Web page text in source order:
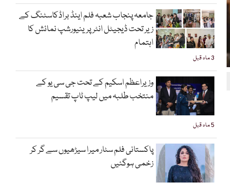
3 ماہ قبل
جامعہ پنجاب شعبہ فلم اینڈ براڈکاسٹنگ کے
زیر تحت ڈیجیٹل انٹرپرینیورشپ نمائش کا
اہتمام
5 ماہ قبل
وزیراعظم اسکیم کے تحت جی سی یو کے
منتخب طلبہ میں لیپ ٹاپ تقسیم
پاکستانی فلم سٹار میرا سیڑھیوں سے گر کر
زخمی ہوگئیں